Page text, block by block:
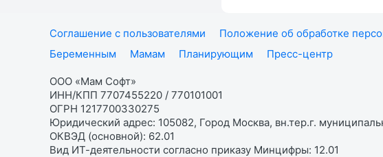
Соглашение с пользователями Положение об обработке
Беременным
Мамам Планирующим Пресс-центр
ООО «Мам Софт»
ИНН/КПП 7707455220 / 770101001
ОГРН 1217700330275
Юридический адрес: 105082, Город Москва, вн.тер.г.
ОКВЭД (основной): 62.01
Вид ИТ-деятельности согласно приказу Минцифры: 12.01